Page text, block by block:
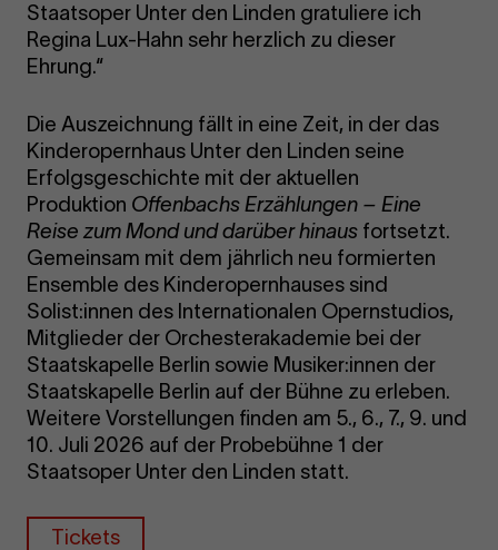
Staatsoper Unter den Linden gratuliere ich
Regina Lux-Hahn sehr herzlich zu dieser
Ehrung.“
Die Auszeichnung fällt in eine Zeit, in der das
Kinderopernhaus Unter den Linden seine
Erfolgsgeschichte mit der aktuellen
Produktion Offenbachs Erzählungen – Eine
Reise zum Mond und darüber hinaus fortsetzt.
Gemeinsam mit dem jährlich neu formierten
Ensemble des Kinderopernhauses sind
Solist:innen des Internationalen Opernstudios,
Mitglieder der Orchesterakademie bei der
Staatskapelle Berlin sowie Musiker:innen der
Staatskapelle Berlin auf der Bühne zu erleben.
Weitere Vorstellungen finden am 5., 6., 7., 9. und
10. Juli 2026 auf der Probebühne 1 der
Staatsoper Unter den Linden statt.
Tickets